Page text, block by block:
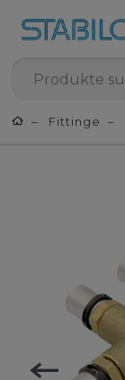
Fittinge